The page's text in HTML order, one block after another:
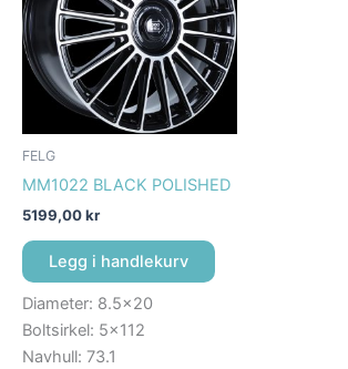
FELG
MM1022 BLACK POLISHED
5199,00kr
Legg i handlekurv
Diameter: 8.5×20
Boltsirkel: 5×112
Navhull: 73.1